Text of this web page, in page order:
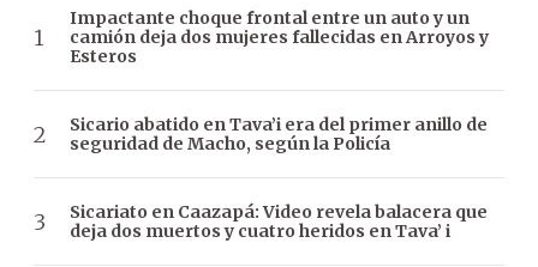
Impactante choque frontal entre un auto y un
camión deja dos mujeres fallecidas en Arroyos y
Esteros
Sicario abatido en Tava’i era del primer anillo de
seguridad de Macho, según la Policía
Sicariato en Caazapá: Video revela balacera que
deja dos muertos y cuatro heridos en Tava’ i